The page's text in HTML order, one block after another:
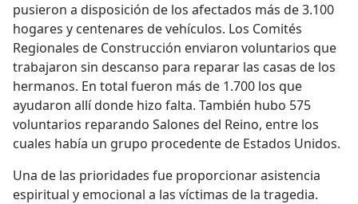
pusieron a disposición de los afectados más de 3.100
hogares y centenares de vehículos. Los Comités
Regionales de Construcción enviaron voluntarios que
trabajaron sin descanso para reparar las casas de los
hermanos. En total fueron más de 1.700 los que
ayudaron allí donde hizo falta. También hubo 575
voluntarios reparando Salones del Reino, entre los
cuales había un grupo procedente de Estados Unidos.
Una de las prioridades fue proporcionar asistencia
espiritual y emocional a las víctimas de la tragedia.